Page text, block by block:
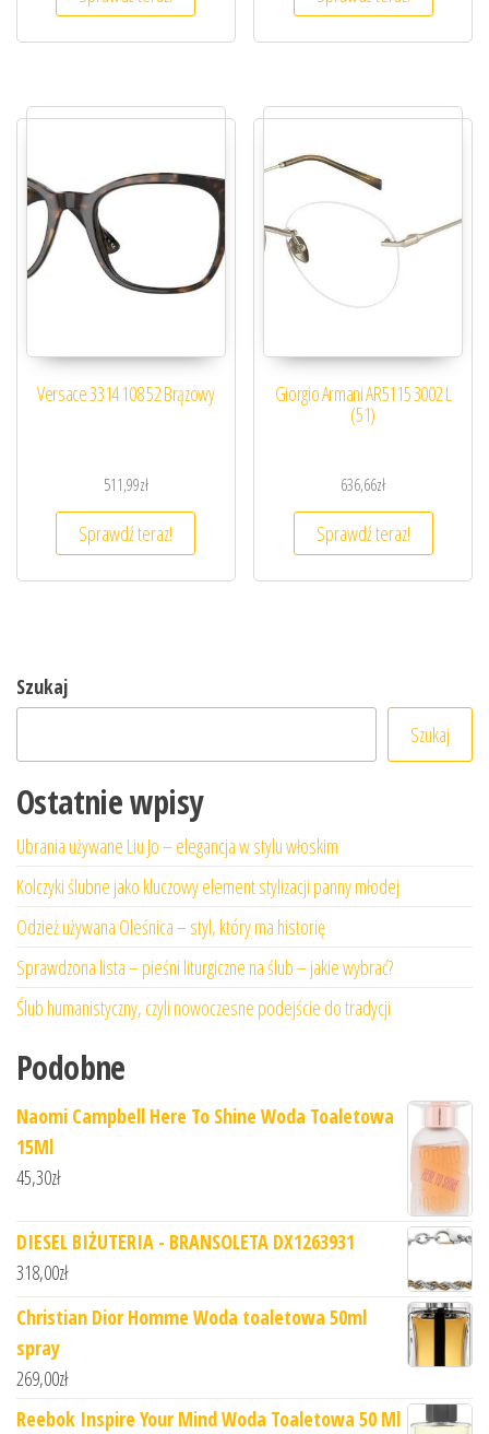
Versace 3314 108 52 Brązowy
511,99zł
Sprawdź teraz!
Giorgio Armani AR5115 3002 L
(51)
636,66zł
Sprawdź teraz!
Szukaj
Szukaj
Ostatnie wpisy
Ubrania używane Liu Jo – elegancja w stylu włoskim
Kolczyki ślubne jako kluczowy element stylizacji panny młodej
Odzież używana Oleśnica – styl, który ma historię
Sprawdzona lista – pieśni liturgiczne na ślub – jakie wybrać?
Ślub humanistyczny, czyli nowoczesne podejście do tradycji
Podobne
Naomi Campbell Here To Shine Woda Toaletowa
15Ml
45,30zł
DIESEL BIŻUTERIA - BRANSOLETA DX1263931
318,00zł
Christian Dior Homme Woda toaletowa 50ml
spray
269,00zł
Reebok Inspire Your Mind Woda Toaletowa 50 Ml